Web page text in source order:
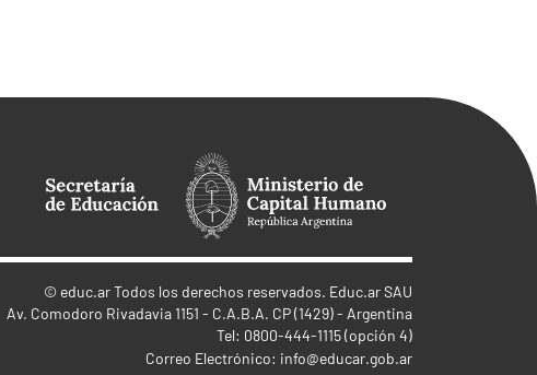
© educ.arTodos los derechos reservados. Educ.ar SAU
Av. Comodoro Rivadavia 1151 - C.A.B.A. CP (1429) - Argentina
Tel: 0800-444-1115 (opción 4)
Correo Electrónico: info@educar.gob.ar